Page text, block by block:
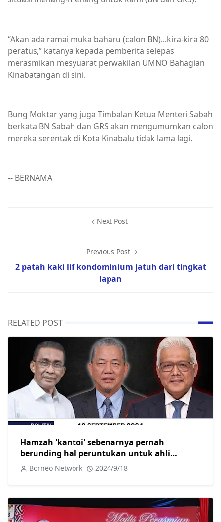
“Akan ada ramai muka baharu (calon BN)...kira-kira 80
peratus,” katanya kepada pemberita selepas
merasmikan mesyuarat perwakilan UMNO Bahagian
Kinabatangan di sini.
Bung Moktar yang juga Timbalan Ketua Menteri Sabah
berkata BN Sabah dan GRS akan mengumumkan calon
mereka serentak di Kota Kinabalu tidak lama lagi.
-- BERNAMA
Next Post
Previous Post
2 patah kaki lif kondominium jatuh dari tingkat
lapan
RELATED POST
Hamzah 'kantoi' sebenarnya pernah
berunding hal peruntukan untuk ahli
parlimen pembangkang
Borneo Network 2024/9/18